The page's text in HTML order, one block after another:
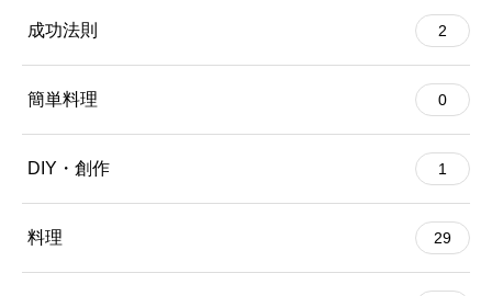
成功法則 2
簡単料理 0
DIY・創作 1
料理 29